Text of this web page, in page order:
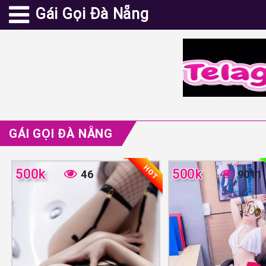
Gái Gọi Đà Nẵng
GÁI GỌI ĐÀ NẴNG
500k 46 HOT 500k 9011